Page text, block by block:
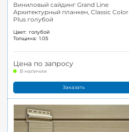
Виниловый сайдинг Grand Line
Архитектурный планкен, Classic Color
Plus голубой
Цвет: голубой
Толщина: 1.05
Цена по запросу
В наличии
Заказать